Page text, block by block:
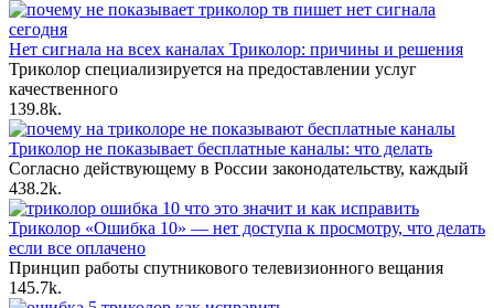
Нет сигнала на всех каналах Триколор: причины и решения
Триколор специализируется на предоставлении услуг
качественного
139.8k.
Триколор не показывает бесплатные каналы: что делать
Согласно действующему в России законодательству, каждый
438.2k.
Триколор «Ошибка 10» — нет доступа к просмотру, что делать
если все оплачено
Принцип работы спутникового телевизионного вещания
145.7k.